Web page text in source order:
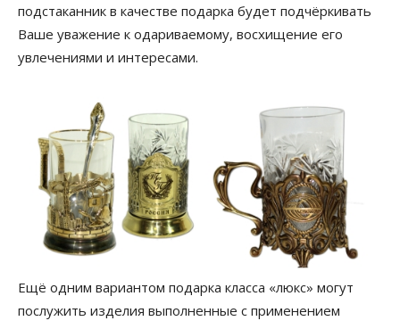
подстаканник в качестве подарка будет подчёркивать
Ваше уважение к одариваемому, восхищение его
увлечениями и интересами.
Ещё одним вариантом подарка класса «люкс» могут
послужить изделия выполненные с применением